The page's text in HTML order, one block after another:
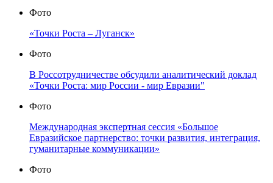
Фото
«Точки Роста – Луганск»
Фото
В Россотрудничестве обсудили аналитический доклад
«Точки Роста: мир России - мир Евразии"
Фото
Международная экспертная сессия «Большое
Евразийское партнерство: точки развития, интеграция,
гуманитарные коммуникации»
Фото